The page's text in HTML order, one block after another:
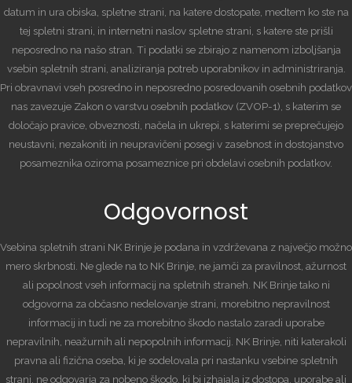
datum in ura obiska, spletne strani, na katere dostopate, medtem ko ste na
tej spletni strani, in internetni naslov spletne strani, s katere ste prišli
neposredno na našo stran. Ti podatki se zbirajo z namenom izboljšanja
vsebin spletnih strani, analiziranja potreb uporabnikov in administriranja.
Pri obravnavi vseh posredno in neposredno posredovanih osebnih podatkov
nas zavezuje Zakon o varstvu osebnih podatkov (ZVOP-1), s katerim se
določajo pravice, obveznosti, načela in ukrepi, s katerimi se preprečujejo
neustavni, nezakoniti in neupravičeni posegi v zasebnost in dostojanstvo
posameznika oziroma posameznice pri obdelavi osebnih podatkov.
Odgovornost
Vsebina spletnih strani NK Brinje je podana in vzdrževana z največjo možno
mero skrbnosti. Ne glede na to NK Brinje, ne jamči za pravilnost, ažurnost
ali popolnost vseh informacij na spletnih straneh. NK Brinje tako ni
odgovorna za občasno nedelovanje strani, morebitno nepravilnost
informacij in tudi ne za morebitno škodo nastalo zaradi uporabe
nepravilnih, neažurnih ali nepopolnih informacij. NK Brinje, niti katerakoli
pravna ali fizična oseba, ki je sodelovala pri nastanku vsebine spletnih
strani, ne odgovarja za nobeno škodo, ki bi izhajala iz dostopa, uporabe ali